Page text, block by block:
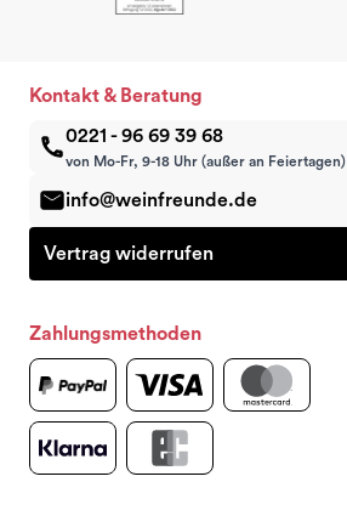
Kontakt & Beratung
0221 - 96 69 39 68
von Mo-Fr, 9-18 Uhr (außer an Feiertagen)
info@weinfreunde.de
Vertrag widerrufen
Zahlungsmethoden